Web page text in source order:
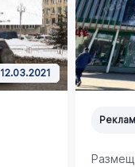
20.06.2025